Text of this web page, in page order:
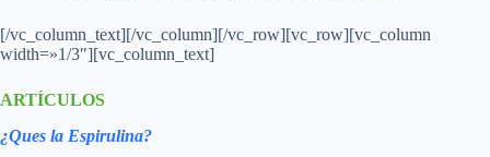
[/vc_column_text][/vc_column][/vc_row][vc_row][vc_column
width=»1/3″][vc_column_text]
ARTÍCULOS
¿Ques la Espirulina?